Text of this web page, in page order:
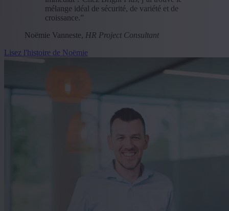
mélange idéal de sécurité, de variété et de
croissance.”
Noëmie Vanneste, HR Project Consultant
Lisez l'histoire de Noëmie